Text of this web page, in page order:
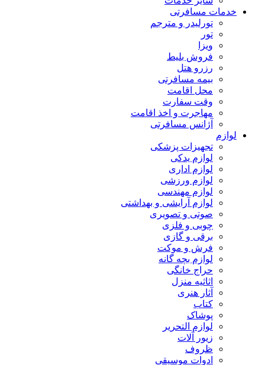
خدمات مسافرتی
تورلیدر و مترجم
تور
ویزا
فروش بلیط
رزرو هتل
بیمه مسافرتی
محل اقامت
وقت سفارت
مهاجرت و اخذ اقامت
آژانس مسافرتی
لوازم
تجهیزات پزشکی
لوازم یدکی
لوازم اداری
لوازم ورزشی
لوازم مهندسی
لوازم آرایشی و بهداشتی
صوتی و تصویری
چوبی و فلزی
برقی و گازی
فرش و موکت
لوازم بچه گانه
حراج خانگی
اثاثیه منزل
آثار هنری
کتاب
پوشاک
لوازم التحریر
زیور آلات
ظروف
ادوات موسیقی